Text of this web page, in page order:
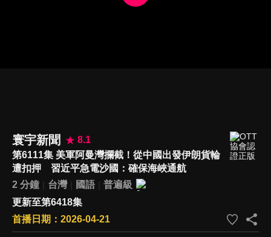
寰宇新聞
8.1
第6111集 美軍阿曼灣攔截！從中國出發伊朗貨輪
遭扣押 習近平急電沙國：確保海峽通航
2 分鐘
台灣 國語
普遍級
更新至第6418集
首播日期：2026-04-21